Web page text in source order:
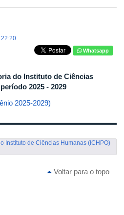
22:20
Whatsapp
do Instituto de Ciências
2025 - 2029
2025-2029)
Instituto de Ciências Humanas (ICHPO)
Voltar para o topo